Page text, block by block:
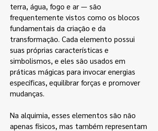
terra, água, fogo e ar — são
frequentemente vistos como os blocos
fundamentais da criação e da
transformação. Cada elemento possui
suas próprias características e
simbolismos, e eles são usados em
práticas mágicas para invocar energias
específicas, equilibrar forças e promover
mudanças.
Na alquimia, esses elementos são não
apenas físicos, mas também representam